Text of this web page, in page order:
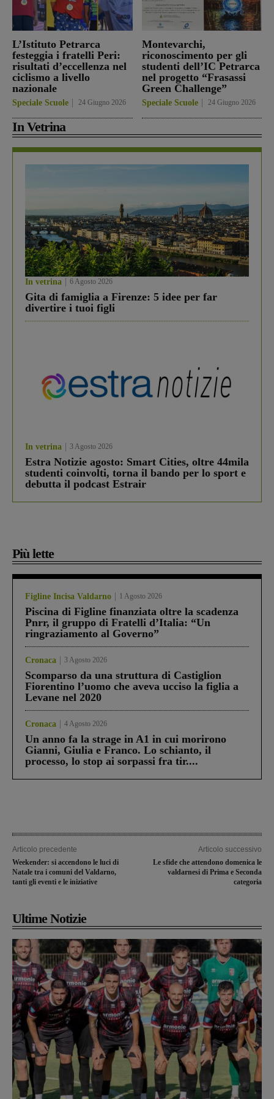
L’Istituto Petrarca
festeggia i fratelli Peri:
risultati d’eccellenza nel
ciclismo a livello
nazionale
Speciale Scuole 24 Giugno 2026
Montevarchi,
riconoscimento per gli
studenti dell’IC Petrarca
nel progetto “Frasassi
Green Challenge”
Speciale Scuole 24 Giugno 2026
In Vetrina
In vetrina 6 Agosto 2026
Gita di famiglia a Firenze: 5 idee per far
divertire i tuoi figli
In vetrina 3 Agosto 2026
Estra Notizie agosto: Smart Cities, oltre 44mila
studenti coinvolti, torna il bando per lo sport e
debutta il podcast Estrair
Più lette
Figline Incisa Valdarno 1 Agosto 2026
Piscina di Figline finanziata oltre la scadenza
Pnrr, il gruppo di Fratelli d’Italia: “Un
ringraziamento al Governo”
Cronaca 3 Agosto 2026
Scomparso da una struttura di Castiglion
Fiorentino l’uomo che aveva ucciso la figlia a
Levane nel 2020
Cronaca 4 Agosto 2026
Un anno fa la strage in A1 in cui morirono
Gianni, Giulia e Franco. Lo schianto, il
processo, lo stop ai sorpassi fra tir....
Articolo precedente
Weekender: si accendono le luci di
Natale tra i comuni del Valdarno,
tanti gli eventi e le iniziative
Articolo successivo
Le sfide che attendono domenica le
valdarnesi di Prima e Seconda
categoria
Ultime Notizie